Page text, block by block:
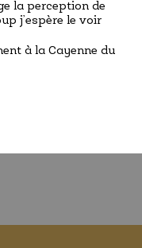
la perception de
j’espère le voir
à la Cayenne du